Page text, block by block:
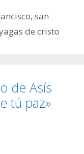
,san
de cristo
de Asís
tú paz»